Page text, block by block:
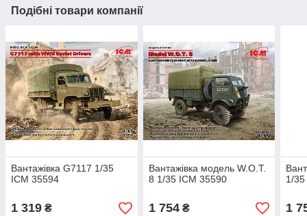
Подібні товари компанії
Вантажівка G7117 1/35
ICM 35594
1 319 ₴
Вантажівка модель W.O.T.
8 1/35 ICM 35590
1 754₴
1/
1